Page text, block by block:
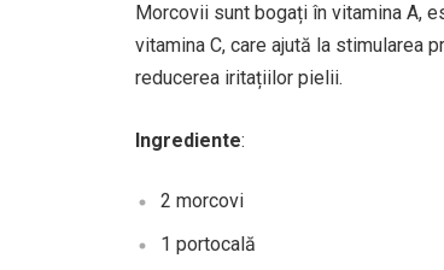
Morcovii sunt bogați în vitamina A,
vitamina C, care ajută la stimularea
reducerea iritațiilor pielii.
Ingrediente:
2 morcovi
1 portocală